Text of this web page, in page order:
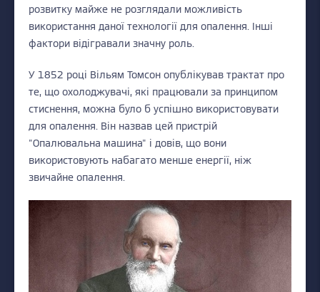
розвитку майже не розглядали можливість
використання даної технології для опалення. Інші
фактори відігравали значну роль.
У 1852 році Вільям Томсон опублікував трактат про
те, що охолоджувачі, які працювали за принципом
стиснення, можна було б успішно використовувати
для опалення. Він назвав цей пристрій
"Опалювальна машина" і довів, що вони
використовують набагато менше енергії, ніж
звичайне опалення.